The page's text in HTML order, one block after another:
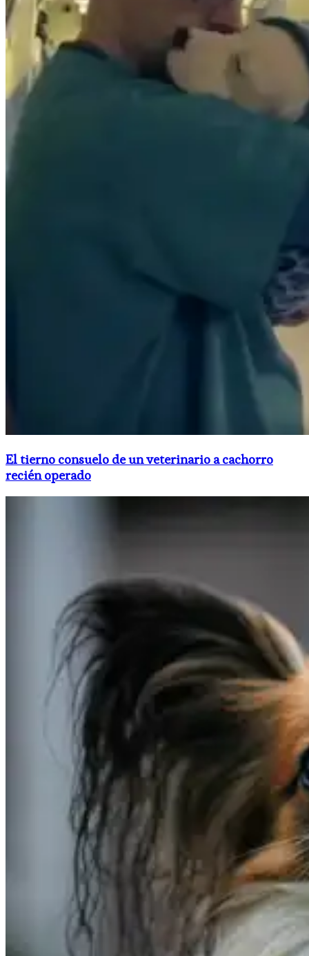
El tierno consuelo de un veterinario a cachorro
recién operado